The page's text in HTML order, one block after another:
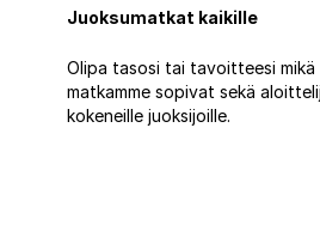
Juoksumatkat kaikille
Olipa tasosi tai tavoitteesi mikä
matkamme sopivat sekä
kokeneille juoksijoille.